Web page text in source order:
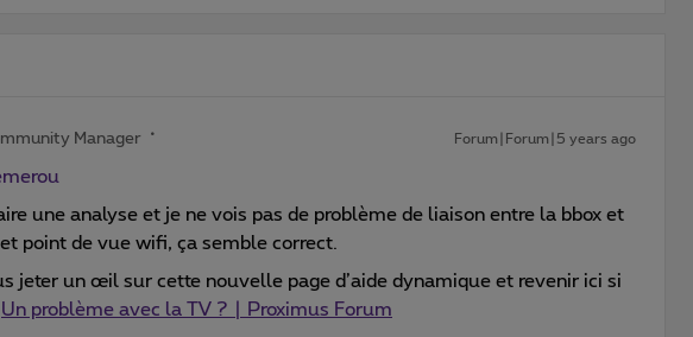
Manager Forum|Forum|5 years ago
une analyse et je ne vois pas de problème de liaison entre la bbox et
point de vue wifi, ça semble correct.
jeter un œil sur cette nouvelle page d’aide dynamique et revenir ici si
Un problème avec la TV ? | Proximus Forum